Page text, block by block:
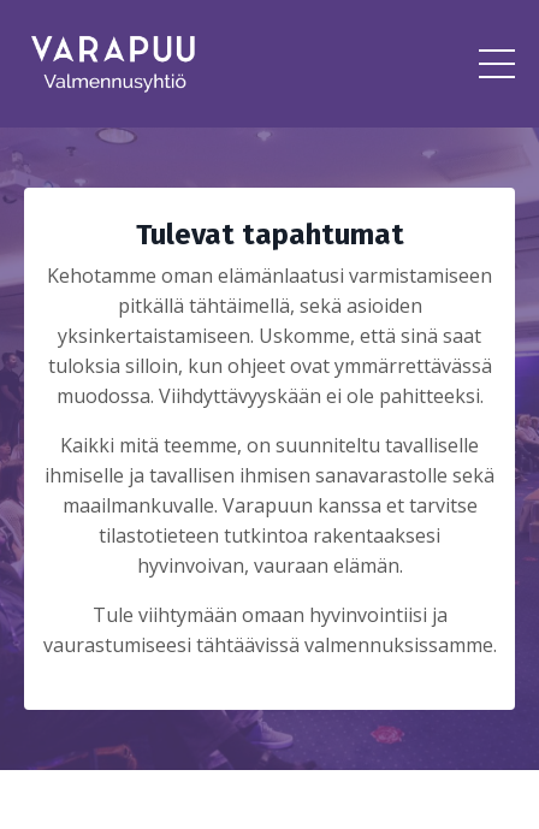
Tulevat tapahtumat
Kehotamme oman elämänlaatusi varmistamiseen
pitkällä tähtäimellä, sekä asioiden
yksinkertaistamiseen. Uskomme, että sinä saat
tuloksia silloin, kun ohjeet ovat ymmärrettävässä
muodossa. Viihdyttävyyskään ei ole pahitteeksi.
Kaikki mitä teemme, on suunniteltu tavalliselle
ihmiselle ja tavallisen ihmisen sanavarastolle sekä
maailmankuvalle. Varapuun kanssa et tarvitse
tilastotieteen tutkintoa rakentaaksesi
hyvinvoivan, vauraan elämän.
Tule viihtymään omaan hyvinvointiisi ja
vaurastumiseesi tähtäävissä valmennuksissamme.